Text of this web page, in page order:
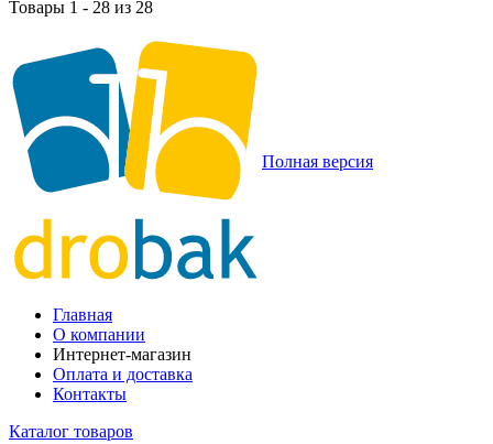
Товары 1 - 28 из 28
Полная версия
Главная
О компании
Интернет-магазин
Оплата и доставка
Контакты
Каталог товаров